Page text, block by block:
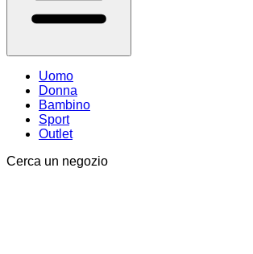
Uomo
Donna
Bambino
Sport
Outlet
Cerca un negozio